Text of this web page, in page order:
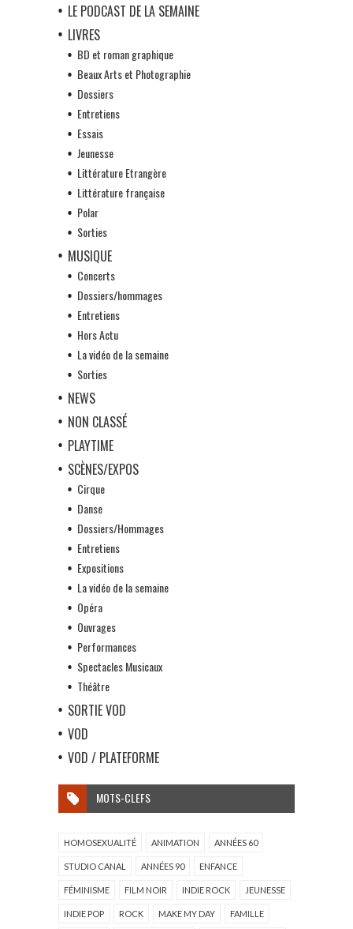
LE PODCAST DE LA SEMAINE
LIVRES
BD et roman graphique
Beaux Arts et Photographie
Dossiers
Entretiens
Essais
Jeunesse
Littérature Etrangère
Littérature française
Polar
Sorties
MUSIQUE
Concerts
Dossiers/hommages
Entretiens
Hors Actu
La vidéo de la semaine
Sorties
NEWS
NON CLASSÉ
PLAYTIME
SCÈNES/EXPOS
Cirque
Danse
Dossiers/Hommages
Entretiens
Expositions
La vidéo de la semaine
Opéra
Ouvrages
Performances
Spectacles Musicaux
Théâtre
SORTIE VOD
VOD
VOD / PLATEFORME
MOTS-CLEFS
HOMOSEXUALITÉ ANIMATION ANNÉES 60
STUDIO CANAL ANNÉES 90 ENFANCE
FÉMINISME FILM NOIR INDIE ROCK JEUNESSE
INDIE POP ROCK MAKE MY DAY FAMILLE